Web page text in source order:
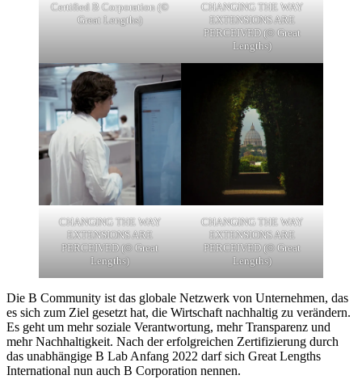
Certified B Corporation (©
Great Lengths)
CHANGING THE WAY
EXTENSIONS ARE
PERCEIVED (© Great
Lengths)
CHANGING THE WAY
EXTENSIONS ARE
PERCEIVED (© Great
Lengths)
CHANGING THE WAY
EXTENSIONS ARE
PERCEIVED (© Great
Lengths)
Die B Community ist das globale Netzwerk von Unternehmen, das
es sich zum Ziel gesetzt hat, die Wirtschaft nachhaltig zu verändern.
Es geht um mehr soziale Verantwortung, mehr Transparenz und
mehr Nachhaltigkeit. Nach der erfolgreichen Zertifizierung durch
das unabhängige B Lab Anfang 2022 darf sich Great Lengths
International nun auch B Corporation nennen.